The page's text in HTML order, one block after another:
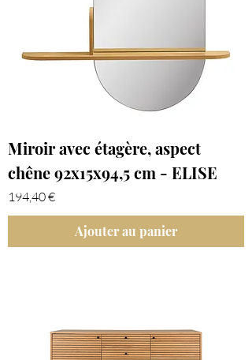
Miroir avec étagère, aspect
chêne 92x15x94,5 cm - ELISE
Prix
194,40 €
Ajouter au panier